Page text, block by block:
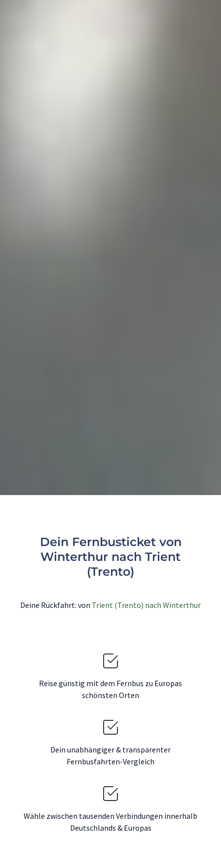
Dein Fernbusticket von
Winterthur nach Trient
(Trento)
Deine Rückfahrt: von Trient (Trento) nach Winterthur
Reise günstig mit dem Fernbus zu Europas
schönsten Orten
Dein unabhängiger & transparenter
Fernbusfahrten-Vergleich
Wähle zwischen tausenden Verbindungen innerhalb
Deutschlands & Europas